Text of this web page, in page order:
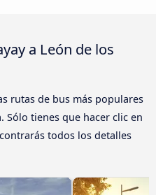
a León de los
rutas de bus más populares
Sólo tienes que hacer clic en
todos los detalles